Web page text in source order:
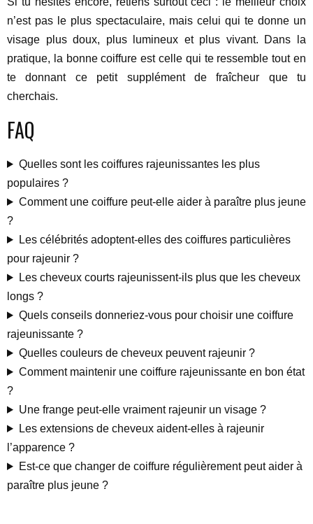
n’est pas le plus spectaculaire, mais celui qui te donne un
visage plus doux, plus lumineux et plus vivant. Dans la
pratique, la bonne coiffure est celle qui te ressemble tout en
te donnant ce petit supplément de fraîcheur que tu
cherchais.
FAQ
Quelles sont les coiffures rajeunissantes les plus
populaires ?
Comment une coiffure peut-elle aider à paraître plus jeune
?
Les célébrités adoptent-elles des coiffures particulières
pour rajeunir ?
Les cheveux courts rajeunissent-ils plus que les cheveux
longs ?
Quels conseils donneriez-vous pour choisir une coiffure
rajeunissante ?
Quelles couleurs de cheveux peuvent rajeunir ?
Comment maintenir une coiffure rajeunissante en bon état
?
Une frange peut-elle vraiment rajeunir un visage ?
Les extensions de cheveux aident-elles à rajeunir
l’apparence ?
Est-ce que changer de coiffure régulièrement peut aider à
paraître plus jeune ?